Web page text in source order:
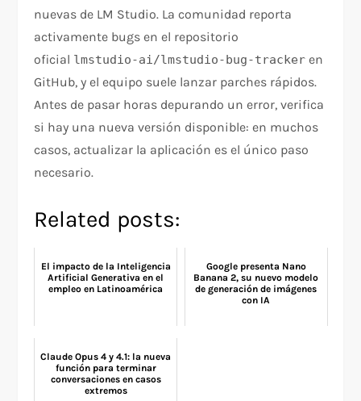
nuevas de LM Studio. La comunidad reporta
activamente bugs en el repositorio
oficial lmstudio-ai/lmstudio-bug-tracker en
GitHub, y el equipo suele lanzar parches rápidos.
Antes de pasar horas depurando un error, verifica
si hay una nueva versión disponible: en muchos
casos, actualizar la aplicación es el único paso
necesario.
Related posts:
El impacto de la Inteligencia
Artificial Generativa en el
empleo en Latinoamérica
Google presenta Nano
Banana 2, su nuevo modelo
de generación de imágenes
con IA
Claude Opus 4 y 4.1: la nueva
función para terminar
conversaciones en casos
extremos